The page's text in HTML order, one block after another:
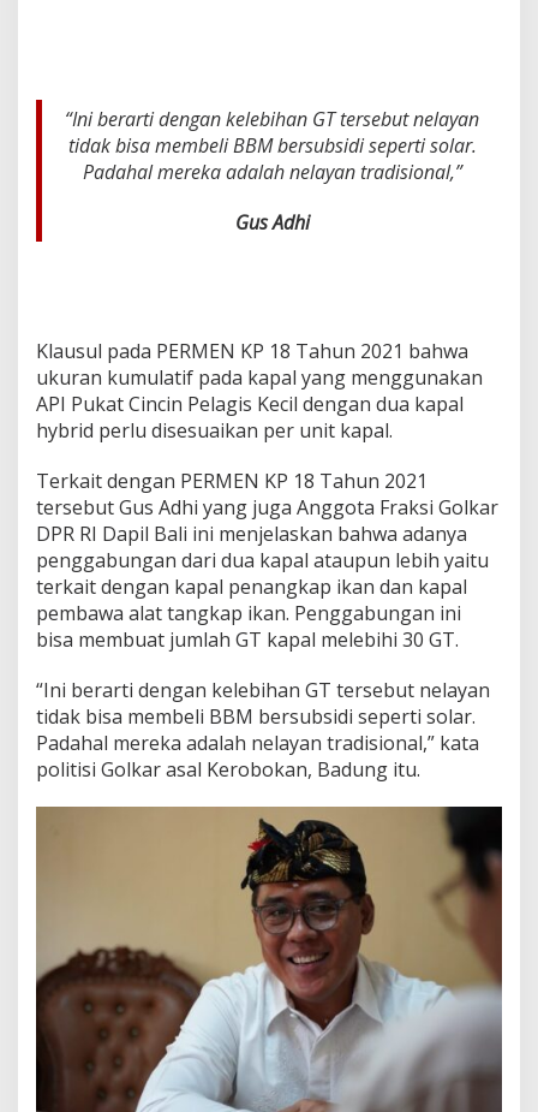
r
u
a
v
i
s
i
P
r
m
e
n
K
P
1
8
2
0
2
1
“Ini berarti dengan kelebihan GT tersebut nelayan
tidak bisa membeli BBM bersubsidi seperti solar.
Padahal mereka adalah nelayan tradisional,”
Gus Adhi
Klausul pada PERMEN KP 18 Tahun 2021 bahwa
ukuran kumulatif pada kapal yang menggunakan
API Pukat Cincin Pelagis Kecil dengan dua kapal
hybrid perlu disesuaikan per unit kapal.
Terkait dengan PERMEN KP 18 Tahun 2021
tersebut Gus Adhi yang juga Anggota Fraksi Golkar
DPR RI Dapil Bali ini menjelaskan bahwa adanya
penggabungan dari dua kapal ataupun lebih yaitu
terkait dengan kapal penangkap ikan dan kapal
pembawa alat tangkap ikan. Penggabungan ini
bisa membuat jumlah GT kapal melebihi 30 GT.
“Ini berarti dengan kelebihan GT tersebut nelayan
tidak bisa membeli BBM bersubsidi seperti solar.
Padahal mereka adalah nelayan tradisional,” kata
politisi Golkar asal Kerobokan, Badung itu.